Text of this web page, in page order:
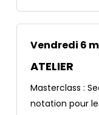
Vendredi 6
ATELIER
Masterclass :
notation pour